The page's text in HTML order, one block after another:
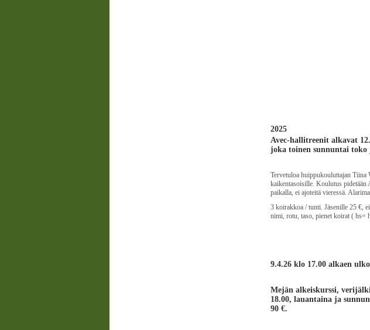
2025
Avec-hallitreenit alkavat
joka toinen sunnuntai toko
Tervetuloa huippukouluttajan
kaikentasoisille. Koulutus
paikalla, ei ajoteitä vieressä.
3 koirakkoa / tunti. Jäsenille 25 €,
nimi, rotu, taso, pienet koirat ( hs=
9.4.26 klo 17.00 alkaen
Mejän alkeiskurssi,
18.00, lauantaina ja
90 €.